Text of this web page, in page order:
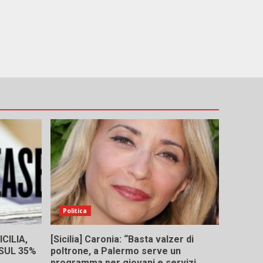
35%
Politica
[Sicilia] Caronia: “Basta valzer di
poltrone, a Palermo serve un